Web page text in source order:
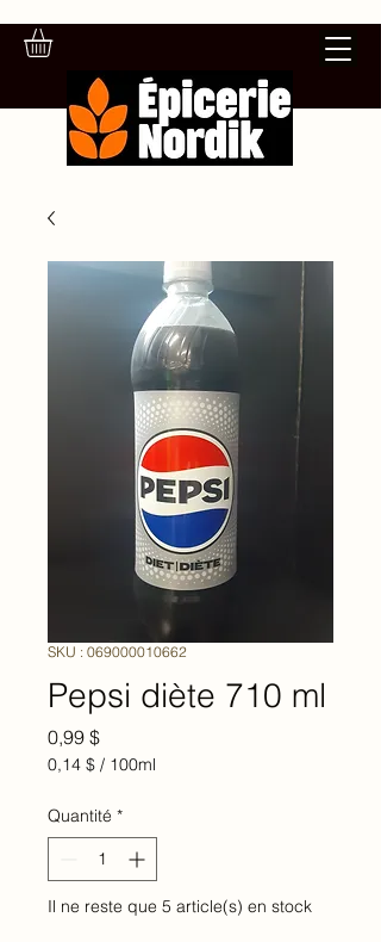
SKU : 069000010662
Pepsi diète 710 ml
0,99 $Prix
0,14 $ / 100ml
pour
100
Millilitres
Quantité *
Il ne reste que 5 article(s) en stock